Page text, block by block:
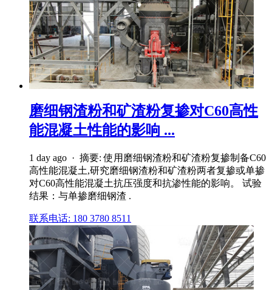
磨细钢渣粉和矿渣粉复掺对C60高性
能混凝土性能的影响 ...
1 day ago · 摘要: 使用磨细钢渣粉和矿渣粉复掺制备C60
高性能混凝土,研究磨细钢渣粉和矿渣粉两者复掺或单掺
对C60高性能混凝土抗压强度和抗渗性能的影响。 试验
结果：与单掺磨细钢渣 .
联系电话: 180 3780 8511